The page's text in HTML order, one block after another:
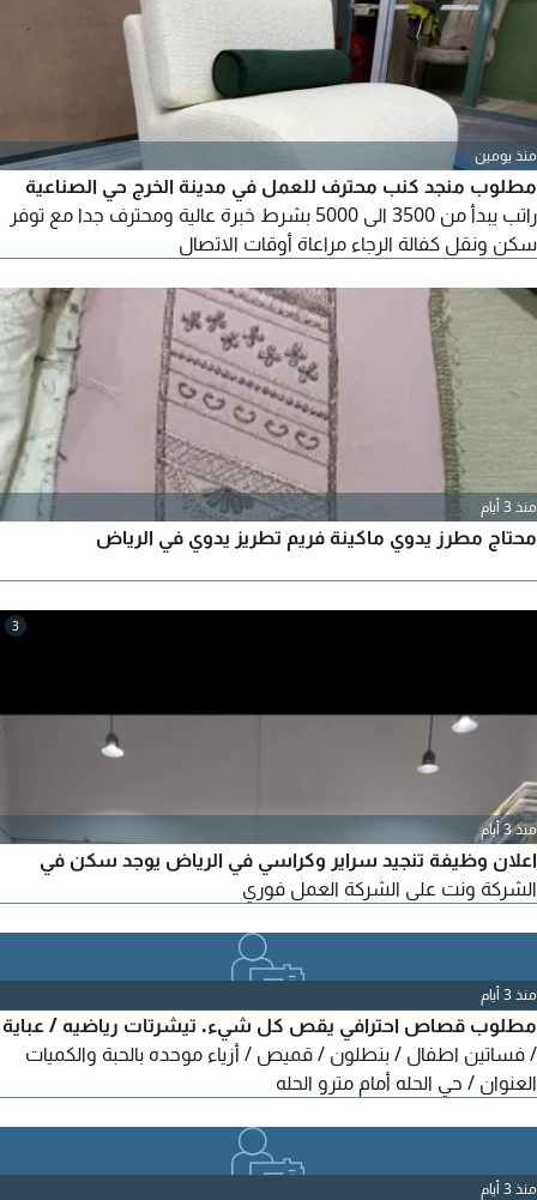
منذ يومين
مطلوب منجد كنب محترف للعمل في مدينة الخرج حي الصناعية
راتب يبدأ من 3500 الى 5000 بشرط خبرة عالية ومحترف جدا مع توفر
سكن ونقل كفالة الرجاء مراعاة أوقات الاتصال
منذ 3 أيام
محتاج مطرز يدوي ماكينة فريم تطريز يدوي في الرياض
3
منذ 3 أيام
اعلان وظيفة تنجيد سراير وكراسي في الرياض يوجد سكن في
الشركة ونت على الشركة العمل فوري
منذ 3 أيام
مطلوب قصاص احترافي يقص كل شيء. تيشرتات رياضيه / عباية
/ فساتين اطفال / بنطلون / قميص / أزياء موحده بالحبة والكميات
العنوان / حي الحله أمام مترو الحله
منذ 3 أيام